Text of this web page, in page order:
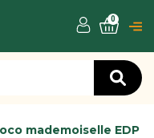
0
mademoiselle EDP